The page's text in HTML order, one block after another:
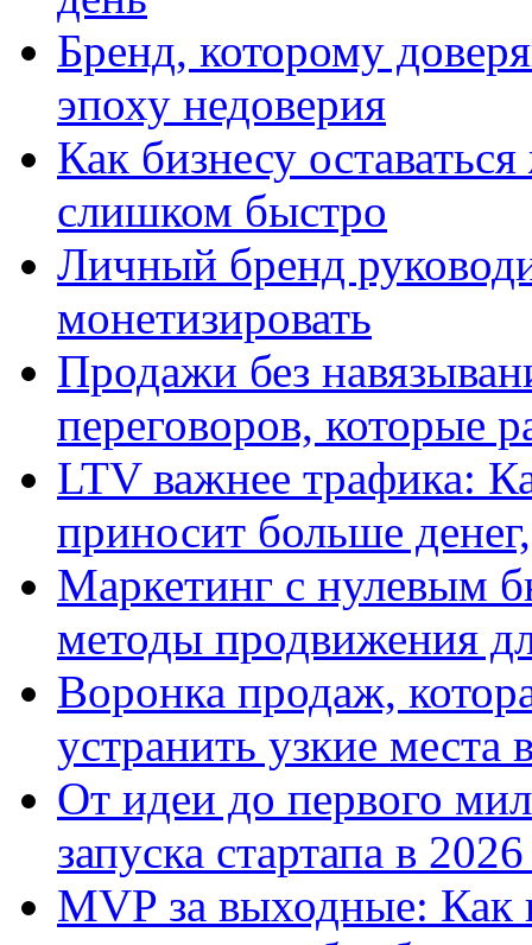
Бренд, которому
эпоху недоверия
Как бизнесу
слишком быстро
Личный бренд
монетизировать
Продажи без
переговоров, которые
LTV важнее трафика:
приносит больше
Маркетинг с нулевым
методы продвижения
Воронка продаж,
устранить узкие места
От идеи до первого
запуска стартапа в
MVP за выходные: Как